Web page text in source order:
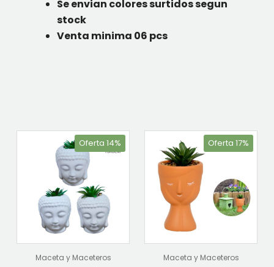
Se envian colores surtidos segun
stock
Venta minima 06 pcs
Oferta 14%
Maceta y Maceteros
Oferta 17%
Maceta y Maceteros